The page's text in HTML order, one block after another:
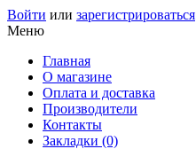
Войти или зарегистрироваться
Меню
Главная
О магазине
Оплата и доставка
Производители
Контакты
Закладки (0)